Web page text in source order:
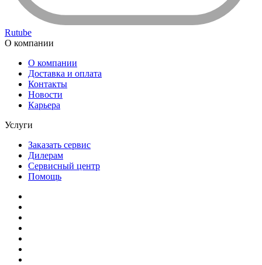
Rutube
О компании
О компании
Доставка и оплата
Контакты
Новости
Карьера
Услуги
Заказать сервис
Дилерам
Сервисный центр
Помощь